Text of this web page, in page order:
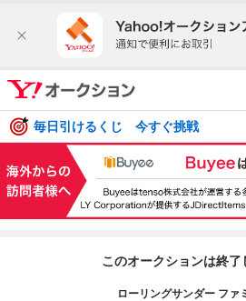
毎日引けるくじ 今すぐ挑戦
このオークションは終了
ローリングサンダー ファ